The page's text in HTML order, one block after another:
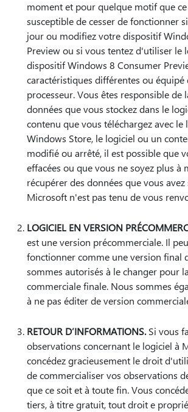
moment et pour quelque motif que
susceptible de cesser de fonctionner
jour ou modifiez votre dispositif
Preview ou si vous tentez d'utiliser le
dispositif Windows 8 Consumer
caractéristiques différentes ou
processeur. Vous êtes responsible de
données que vous stockez dans le
contenu que vous téléchargez avec le
Windows Store, le logiciel ou un
modifié ou arrêté, il est possible que
effacées ou que vous ne soyez plus à
récupérer des données que vous avez
Microsoft n'est pas tenu de vous
LOGICIEL EN VERSION
est une version précommerciale. Il
fonctionner comme une version final
sommes autorisés à le changer pour
commerciale finale. Nous sommes
à ne pas éditer de version
RETOUR D’INFORMATIONS.Si vous
observations concernant le logiciel à
concédez gracieusement le droit
de commercialiser vos observations
que ce soit et à toute fin. Vous
tiers, à titre gratuit, tout droit e